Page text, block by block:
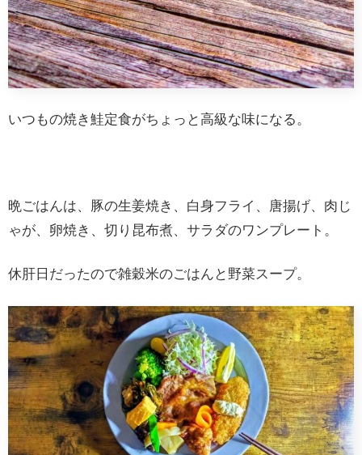
いつもの焼き鮭定食がちょっと高級な味になる。
晩ごはんは、豚の生姜焼き、白身フライ、唐揚げ、肉じ
ゃが、卵焼き、切り昆布煮、サラダのワンプレート。
休肝日だったので雑穀米のごはんと野菜スープ。